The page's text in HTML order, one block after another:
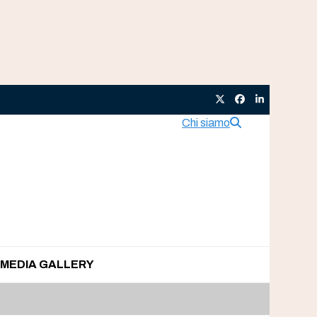
TwitterFacebook
LinkedIn
Chi siamo
MEDIA GALLERY